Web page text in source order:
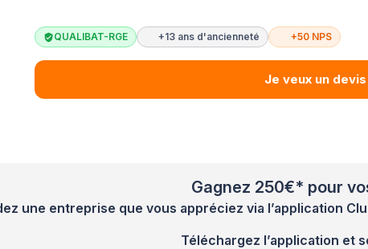
QUALIBAT-RGE +13 ans d'ancienneté +50 NPS
Je veux un
Gagnez 250€* pour
une entreprise que vous appréciez via l’application
Téléchargez l’application et